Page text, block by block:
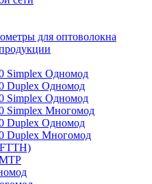
для оптоволокна
Simplex Одномод
Duplex Одномод
Simplex Одномод
Simplex Многомод
Duplex Одномод
Duplex Многомод